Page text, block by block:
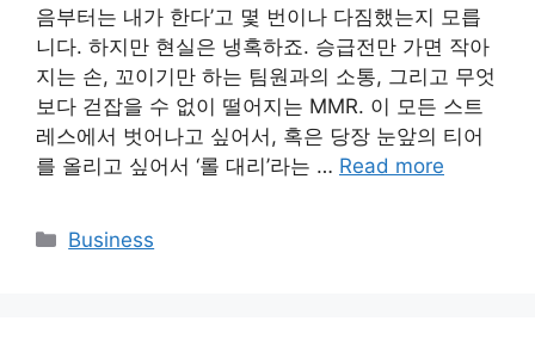
음부터는 내가 한다’고 몇 번이나 다짐했는지 모릅
니다. 하지만 현실은 냉혹하죠. 승급전만 가면 작아
지는 손, 꼬이기만 하는 팀원과의 소통, 그리고 무엇
보다 걷잡을 수 없이 떨어지는 MMR. 이 모든 스트
레스에서 벗어나고 싶어서, 혹은 당장 눈앞의 티어
를 올리고 싶어서 ‘롤 대리’라는 … Read more
Categories
Business